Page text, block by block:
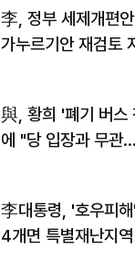
李, 정부 세제개편
가누르기안 재검토
與, 황희 '폐기 버스
에 "당 입장과 무관
李대통령, '호우피
4개면 특별재난지